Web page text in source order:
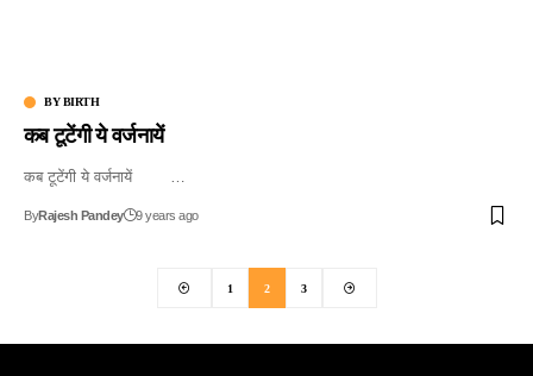
BY BIRTH
कब टूटेंगी ये वर्जनायें
कब टूटेंगी ये वर्जनायें …
ByRajesh Pandey 9 years ago
1 2 3